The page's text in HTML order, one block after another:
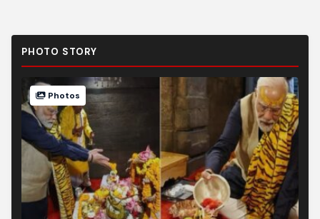
PHOTO STORY
Photos